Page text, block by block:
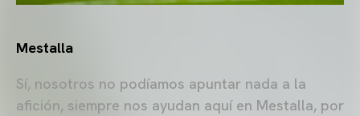
Mestalla
Sí, nosotros no podíamos apuntar nada a la
afición, siempre nos ayudan aquí en Mestalla, por